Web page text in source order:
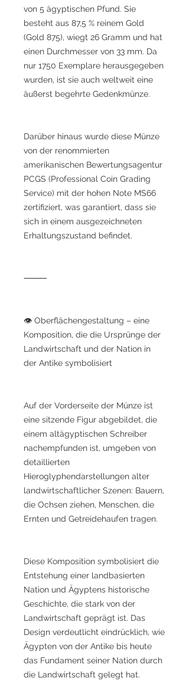
von 5 ägyptischen Pfund. Sie
besteht aus 87,5 % reinem Gold
(Gold 875), wiegt 26 Gramm und hat
einen Durchmesser von 33 mm. Da
nur 1750 Exemplare herausgegeben
wurden, ist sie auch weltweit eine
äußerst begehrte Gedenkmünze.
Darüber hinaus wurde diese Münze
von der renommierten
amerikanischen Bewertungsagentur
PCGS (Professional Coin Grading
Service) mit der hohen Note MS66
zertifiziert, was garantiert, dass sie
sich in einem ausgezeichneten
Erhaltungszustand befindet.
⸻
👁 Oberflächengestaltung – eine
Komposition, die die Ursprünge der
Landwirtschaft und der Nation in
der Antike symbolisiert
Auf der Vorderseite der Münze ist
eine sitzende Figur abgebildet, die
einem altägyptischen Schreiber
nachempfunden ist, umgeben von
detaillierten
Hieroglyphendarstellungen alter
landwirtschaftlicher Szenen: Bauern,
die Ochsen ziehen, Menschen, die
Ernten und Getreidehaufen tragen.
Diese Komposition symbolisiert die
Entstehung einer landbasierten
Nation und Ägyptens historische
Geschichte, die stark von der
Landwirtschaft geprägt ist. Das
Design verdeutlicht eindrücklich, wie
Ägypten von der Antike bis heute
das Fundament seiner Nation durch
die Landwirtschaft gelegt hat.